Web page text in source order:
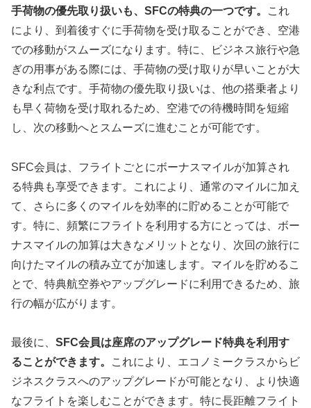
手荷物の優先取り扱いも、SFCの特典の一つです。
これ
により、到着後すぐに手荷物を受け取ることができ、空港
での移動がスムーズになります。特に、ビジネス旅行や急
ぎの用事がある際には、手荷物の受け取りが早いことが大
きな利点です。手荷物の優先取り扱いは、他の搭乗者より
も早く荷物を受け取れるため、空港での待機時間を短縮
し、次の移動へとスムーズに進むことが可能です。
SFC会員は、フライトごとにボーナスマイルが加算され
る特典も享受できます。これにより、通常のマイルに加え
て、さらに多くのマイルを効率的に貯めることが可能で
す。特に、頻繁にフライトを利用する方にとっては、ボー
ナスマイルの加算は大きなメリットとなり、次回の旅行に
向けたマイルの積み立てが加速します。マイルを貯めるこ
とで、特典航空券やアップグレードに利用できるため、旅
行の幅が広がります。
最後に、 SFC会員は座席のアップグレード特典を利用す
ることができます。
これにより、エコノミークラスからビ
ジネスクラスへのアップグレードが可能となり、より快適
なフライトを楽しむことができます。特に長距離フライト